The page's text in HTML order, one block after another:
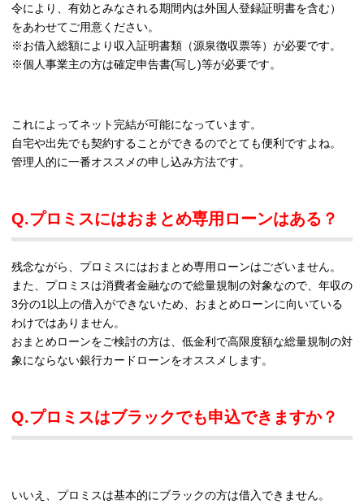
令により、有効とみなされる期間内は外国人登録証明書を含む）
をあわせてご用意ください。
※お借入総額により収入証明書類（源泉徴収票等）が必要です。
※個人事業主の方は確定申告書(写し)等が必要です。
これによってネット完結が可能になっています。
自宅や出先でも契約することができるのでとても便利ですよね。
管理人的に一番オススメの申し込み方法です。
Q.プロミスにはおまとめ専用ローンはある？
残念ながら、プロミスにはおまとめ専用ローンはございません。
また、プロミスは消費者金融なので総量規制の対象なので、年収の
3分の1以上の借入ができないため、おまとめローンに向いている
わけではありません。
おまとめローンをご検討の方は、低金利で高限度額な総量規制の対
象にならない銀行カードローンをオススメします。
Q.プロミスはブラックでも申込できますか？
いいえ、プロミスは基本的にブラックの方は借入できません。